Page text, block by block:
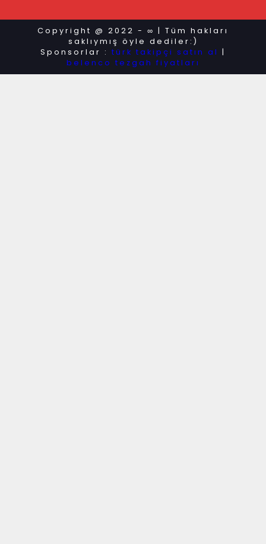
Copyright @ 2022 - ∞ | Tüm hakları
saklıymış öyle dediler:)
Sponsorlar : türk takipçi satın al
|
belenco tezgah fiyatları